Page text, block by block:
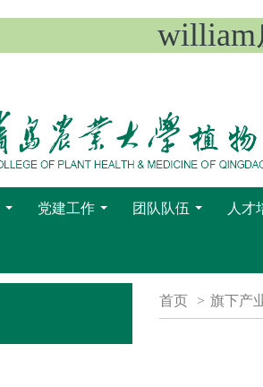
william
党建工作 团队队伍 人才
首页 > 旗下产